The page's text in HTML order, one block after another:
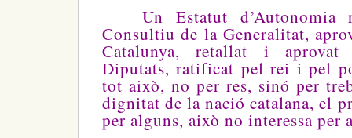
Un Estatut d’Autonomia
Consultiu de la Generalitat,
Catalunya, retallat i
Diputats, ratificat pel rei i pel
tot això, no per res, sinó per
dignitat de la nació catalana, el
per alguns, això no interessa per